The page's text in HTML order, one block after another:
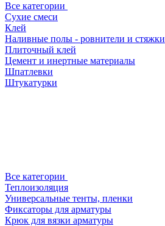
Все категории
Сухие смеси
Клей
Наливные полы - ровнители и стяжки
Плиточный клей
Цемент и инертные материалы
Шпатлевки
Штукатурки
Все категории
Теплоизоляция
Универсальные тенты, пленки
Фиксаторы для арматуры
Крюк для вязки арматуры